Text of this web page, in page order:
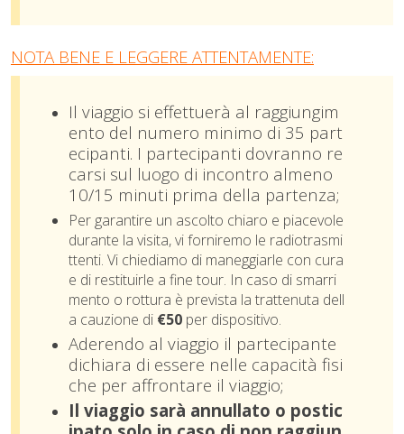
NOTA BENE E LEGGERE ATTENTAMENTE:
Il viaggio si effettuerà al raggiungim
ento del numero minimo di 35 part
ecipanti. I partecipanti dovranno re
carsi sul luogo di incontro almeno
10/15 minuti prima della partenza;
Per garantire un ascolto chiaro e piacevole
durante la visita, vi forniremo le radiotrasmi
ttenti. Vi chiediamo di maneggiarle con cura
e di restituirle a fine tour. In caso di smarri
mento o rottura è prevista la trattenuta dell
a cauzione di €50 per dispositivo.
Aderendo al viaggio il partecipante
dichiara di essere nelle capacità fisi
che per affrontare il viaggio;
Il viaggio sarà annullato o postic